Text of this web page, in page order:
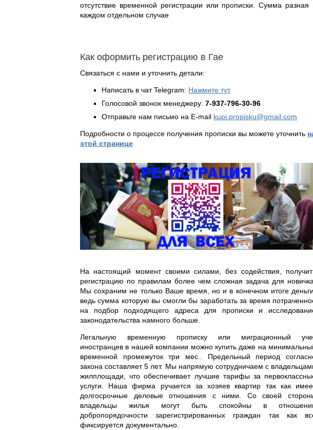
отсутствие временной регистрации или прописки. Сумма разная
каждом отдельном случае
Как оформить регистрацию в Гае
Связаться с нами и уточнить детали:
Написать в чат Telegram: Нажмите тут
Голосовой звонок менеджеру: 7-937-796-30-96
Отправьте нам письмо на E-mail kupi.propisku@gmail.com
Подробности о процессе получения прописки вы можете уточнить
этой странице
На настоящий момент своими силами, без содействия,
регистрацию по правилам более чем сложная задача для
Мы сохраним не только Ваше время, но и в конечном итоге
ведь сумма которую вы смогли бы заработать за время
на подбор подходящего адреса для прописки и
законодательства намного больше.
Легальную временную прописку или миграционный
иностранцев в нашей компании можно купить даже на
временной промежуток три мес.. Предельный период
закона составляет 5 лет. Мы напрямую сотрудничаем с
жилплощади, что обеспечивает лучшие тарифы за
услуги. Наша фирма ручается за хозяев квартир так как
долгосрочные деловые отношения с ними. Со своей
владельцы жилья могут быть спокойны в
добропорядочности зарегистрированных граждан так как
фиксируется документально.